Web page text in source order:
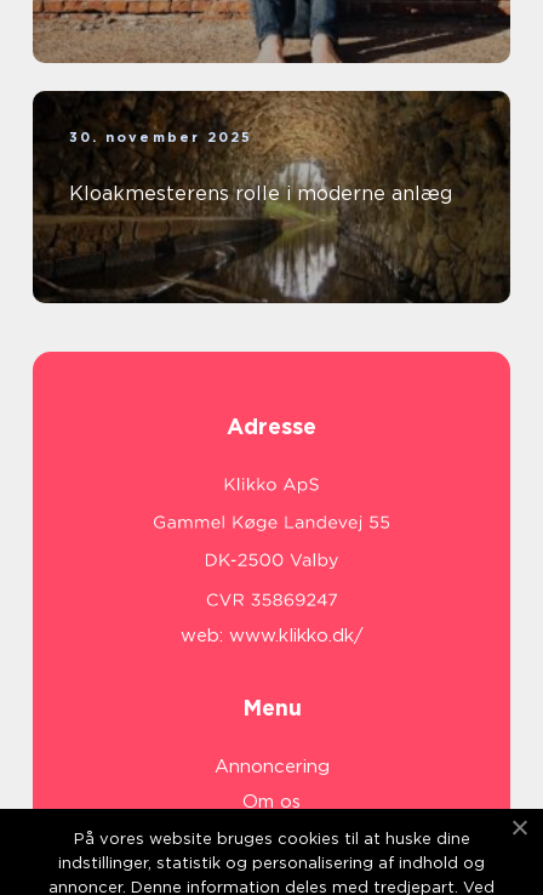
30. november 2025
Kloakmesterens rolle i moderne anlæg
Adresse
web: www.klikko.dk/
Menu
Annoncering
Om os
Cookies
Kontakt os
På vores website bruges cookies til at huske dine
indstillinger, statistik og personalisering af indhold og
annoncer. Denne information deles med tredjepart. Ved